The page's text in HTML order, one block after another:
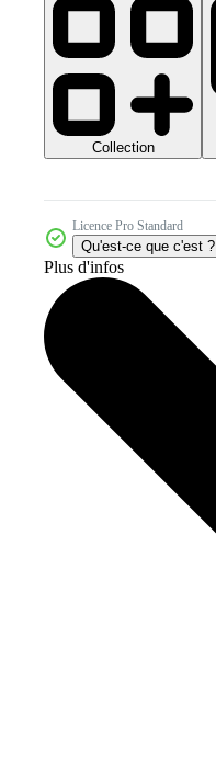
Collection
Licence Pro Standard
Qu'est-ce que c'est ?
Plus d'infos